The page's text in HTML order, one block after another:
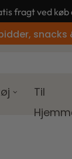
fragt ved
Til